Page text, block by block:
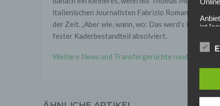
italienischen Journalisten Fabrizio Romano steht
der Zeit. „Aber wie, wann, wo: Das werd’s ihr noch
fester Kaderbestandteil absolviert.
Weitere News und Transfergerüchte rund um den
ist
Für